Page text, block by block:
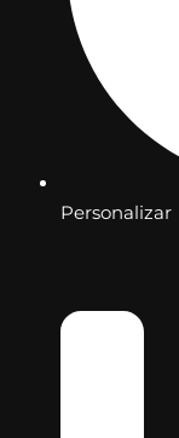
Personalizar